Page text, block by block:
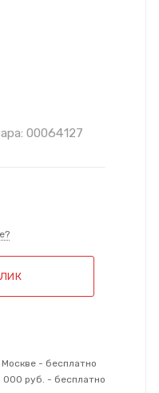
00064127
- бесплатно
000 руб. - бесплатно